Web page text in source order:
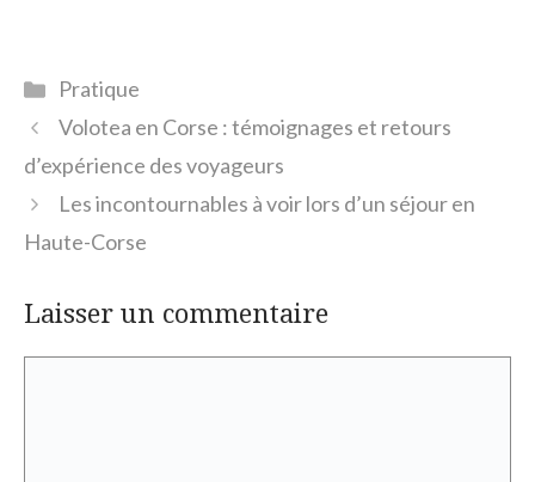
Catégories
Pratique
Volotea en Corse : témoignages et retours
d’expérience des voyageurs
Les incontournables à voir lors d’un séjour en
Haute-Corse
Laisser un commentaire